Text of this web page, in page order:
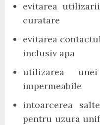
evitarea
curatare
evitarea
inclusiv apa
utilizarea
impermeabile
intoarcerea
pentru uzura